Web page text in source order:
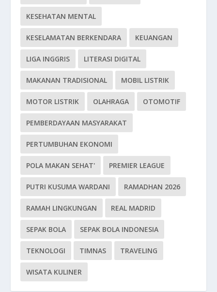
KESEHATAN MENTAL
KESELAMATAN BERKENDARA KEUANGAN
LIGA INGGRIS LITERASI DIGITAL
MAKANAN TRADISIONAL MOBIL LISTRIK
MOTOR LISTRIK OLAHRAGA OTOMOTIF
PEMBERDAYAAN MASYARAKAT
PERTUMBUHAN EKONOMI
POLA MAKAN SEHAT' PREMIER LEAGUE
PUTRI KUSUMA WARDANI RAMADHAN 2026
RAMAH LINGKUNGAN REAL MADRID
SEPAK BOLA SEPAK BOLA INDONESIA
TEKNOLOGI TIMNAS TRAVELING
WISATA KULINER